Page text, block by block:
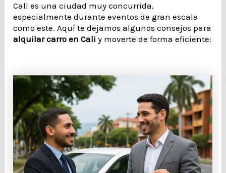
Cali es una ciudad muy concurrida,
especialmente durante eventos de gran escala
como este. Aquí te dejamos algunos consejos para
alquilar carro en Caliy moverte de forma eficiente: